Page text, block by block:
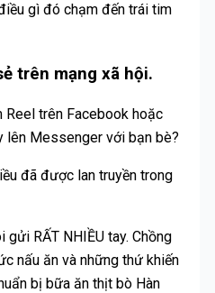
gì đó chạm đến trái tim
trên mạng xã hội.
Reel trên Facebook hoặc
lên Messenger với bạn bè?
đã được lan truyền trong
RẤT NHIỀU tay. Chồng
nấu ăn và những thứ khiến
bị bữa ăn thịt bò Hàn